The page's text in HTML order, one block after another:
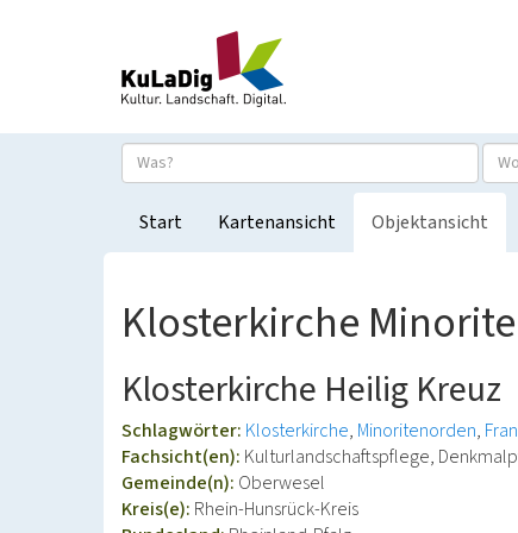
Start Kartenansicht Objektansicht
Klosterkirche
Klosterkirche Heilig Kreuz
Schlagwörter: Klosterkirche Minoritenorden
Fachsicht(en): Kulturlandschaftspflege,
Gemeinde(n): Oberwesel
Kreis(e): Rhein-Hunsrück-Kreis